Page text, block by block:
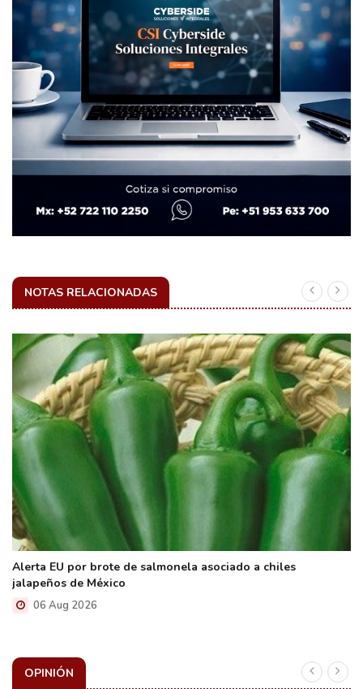
NOTAS RELACIONADAS
Alerta EU por brote de salmonela asociado a chiles
jalapeños de México
06 Aug 2026
OPINIÓN